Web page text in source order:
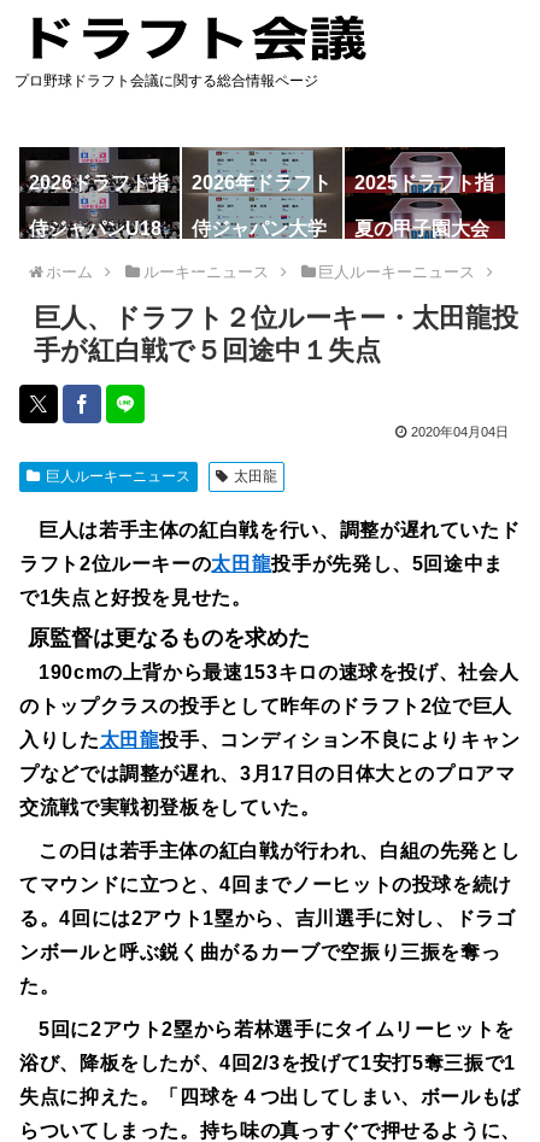
プロ野球ドラフト会議に関する総合情報ページ
2026ドラフト指
名予想
2026年ドラフト
候補
2025ドラフト指
名一覧
侍ジャパンU18
代表
侍ジャパン大学
夏の甲子園大会
ホーム ルーキーニュース 巨人ルーキーニュース
巨人、ドラフト２位ルーキー・太田龍投
手が紅白戦で５回途中１失点
2020年04月04日
巨人ルーキーニュース 太田龍
巨人は若手主体の紅白戦を行い、調整が遅れていたド
ラフト2位ルーキーの太田龍投手が先発し、5回途中ま
で1失点と好投を見せた。
原監督は更なるものを求めた
190cmの上背から最速153キロの速球を投げ、社会人
のトップクラスの投手として昨年のドラフト2位で巨人
入りした太田龍投手、コンディション不良によりキャン
プなどでは調整が遅れ、3月17日の日体大とのプロアマ
交流戦で実戦初登板をしていた。
この日は若手主体の紅白戦が行われ、白組の先発とし
てマウンドに立つと、4回までノーヒットの投球を続け
る。4回には2アウト1塁から、吉川選手に対し、ドラゴ
ンボールと呼ぶ鋭く曲がるカーブで空振り三振を奪っ
た。
5回に2アウト2塁から若林選手にタイムリーヒットを
浴び、降板をしたが、4回2/3を投げて1安打5奪三振で1
失点に抑えた。「四球を４つ出してしまい、ボールもば
らついてしまった。持ち味の真っすぐで押せるように、